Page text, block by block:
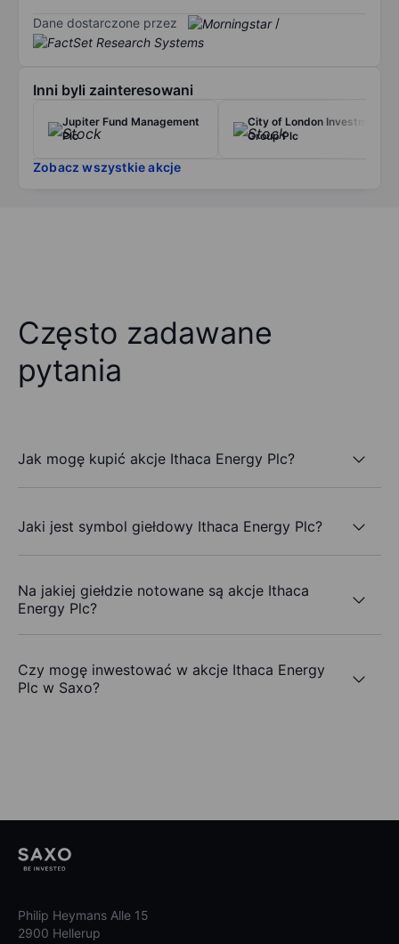
Dane dostarczone przez /
Inni byli zainteresowani
Jupiter Fund Management
Plc
City of London Investment
Group Plc
Zobacz wszystkie akcje
Często zadawane
pytania
Jak mogę kupić akcje Ithaca Energy Plc?
Jaki jest symbol giełdowy Ithaca Energy Plc?
Na jakiej giełdzie notowane są akcje Ithaca
Energy Plc?
Czy mogę inwestować w akcje Ithaca Energy
Plc w Saxo?
Philip Heymans Alle 15
2900 Hellerup